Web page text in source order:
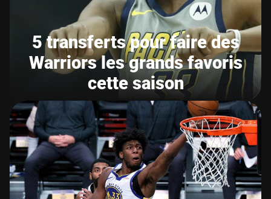
5 transferts pour faire des
Warriors les grands favoris
cette saison